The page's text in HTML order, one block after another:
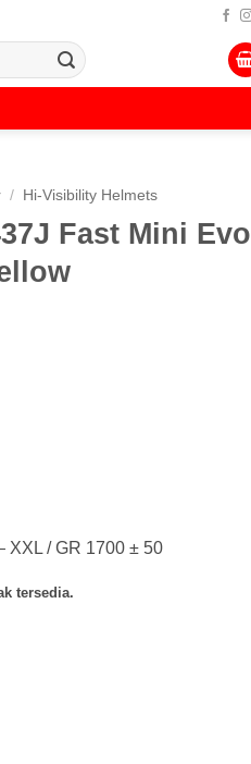
/ Hi-Visibility Helmets
Fast Mini Evo
/ GR 1700 ± 50
tersedia.